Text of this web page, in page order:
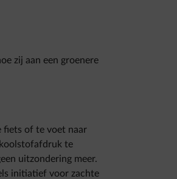
zij aan een groenere
fiets of te voet naar
te
uitzondering meer.
initiatief voor zachte